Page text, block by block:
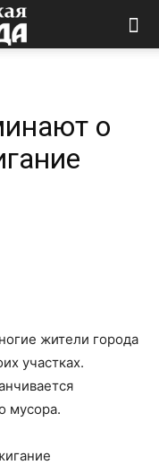
о
жители города
участках.
мусора.